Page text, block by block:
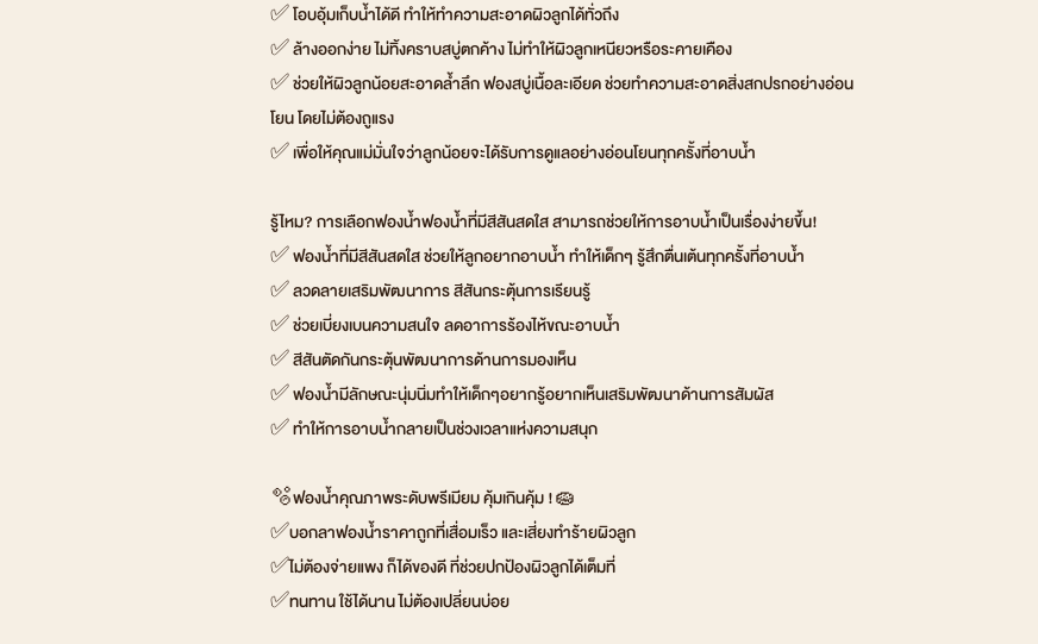
✅ โอบอุ้มเก็บน้ำได้ดี ทำให้ทำความสะอาดผิวลูกได้ทั่วถึง
✅ ล้างออกง่าย ไม่ทิ้งคราบสบู่ตกค้าง ไม่ทำให้ผิวลูกเหนียวหรือระคายเคือง
✅ ช่วยให้ผิวลูกน้อยสะอาดล้ำลึก ฟองสบู่เนื้อละเอียด ช่วยทำความสะอาดสิ่งสกปรกอย่างอ่อน
โยน โดยไม่ต้องถูแรง
✅ เพื่อให้คุณแม่มั่นใจว่าลูกน้อยจะได้รับการดูแลอย่างอ่อนโยนทุกครั้งที่อาบน้ำ
รู้ไหม? การเลือกฟองน้ำฟองน้ำที่มีสีสันสดใส สามารถช่วยให้การอาบน้ำเป็นเรื่องง่ายขึ้น!
✅ ฟองน้ำที่มีสีสันสดใส ช่วยให้ลูกอยากอาบน้ำ ทำให้เด็กๆ รู้สึกตื่นเต้นทุกครั้งที่อาบน้ำ
✅ ลวดลายเสริมพัฒนาการ สีสันกระตุ้นการเรียนรู้
✅ ช่วยเบี่ยงเบนความสนใจ ลดอาการร้องไห้ขณะอาบน้ำ
✅ สีสันตัดกันกระตุ้นพัฒนาการด้านการมองเห็น
✅ ฟองน้ำมีลักษณะนุ่มนิ่มทำให้เด็กๆอยากรู้อยากเห็นเสริมพัฒนาด้านการสัมผัส
✅ ทำให้การอาบน้ำกลายเป็นช่วงเวลาแห่งความสนุก
🫧ฟองน้ำคุณภาพระดับพรีเมียม คุ้มเกินคุ้ม !🧽
✅บอกลาฟองน้ำราคาถูกที่เสื่อมเร็ว และเสี่ยงทำร้ายผิวลูก
✅ไม่ต้องจ่ายแพง ก็ได้ของดี ที่ช่วยปกป้องผิวลูกได้เต็มที่
✅ทนทาน ใช้ได้นาน ไม่ต้องเปลี่ยนบ่อย